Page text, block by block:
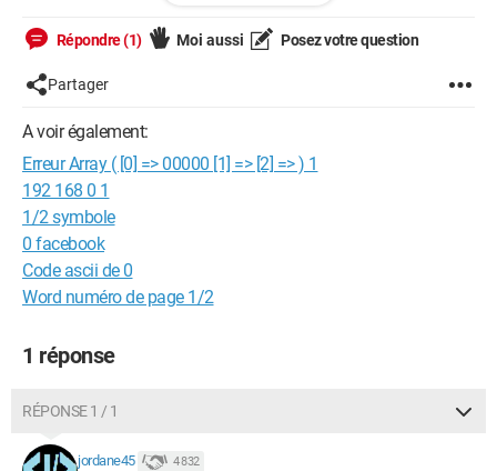
$insert = $mysqlClient->prepare($sqlQuery);
]) or die(print_r($mysqlClient->errorInfo()));
Configuration:Windows / Chrome 97.0.4692.99
Répondre (1) Moi aussi Posez votre question
Partager
A voir également:
Erreur Array ( [0] => 00000 [1] => [2] => ) 1
192 168 0 1
1/2 symbole
0 facebook
Code ascii de 0
Word numéro de page 1/2
1 réponse
RÉPONSE 1 / 1
jordane45 4 832